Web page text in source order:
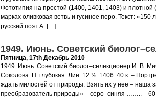
Фототипия на простой (1400, 1401, 1403) и
марках оливковая ветвь и гусиное перо. Текст:
русский поэт А. […]
1949. Июнь. Советский
Пятница, 17th Декабрь 2010
1949. Июнь. Советский биолог–селекционер И. В.
Соколова. П. глубокая. Лин. 12 ½. 1406. 40 к. –
ждать милостей от природы. Взять их у нее – наша
преобразователь природы» – серо–синяя …….. –